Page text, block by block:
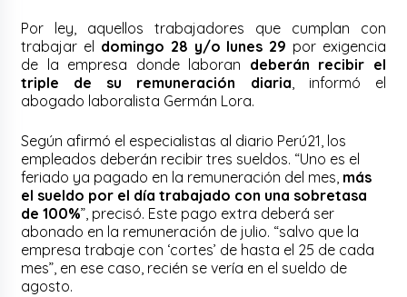
Por ley, aquellos trabajadores que cumplan con
trabajar el domingo 28 y/o lunes 29 por exigencia
de la empresa donde laboran deberán recibir el
triple de su remuneración diaria, informó el
abogado laboralista Germán Lora.
Según afirmó el especialistas al diario Perú21, los
empleados deberán recibir tres sueldos. “Uno es el
feriado ya pagado en la remuneración del mes, más
el sueldo por el día trabajado con una sobretasa
de 100%”, precisó. Este pago extra deberá ser
abonado en la remuneración de julio. “salvo que la
empresa trabaje con ‘cortes’ de hasta el 25 de cada
mes”, en ese caso, recién se vería en el sueldo de
agosto.